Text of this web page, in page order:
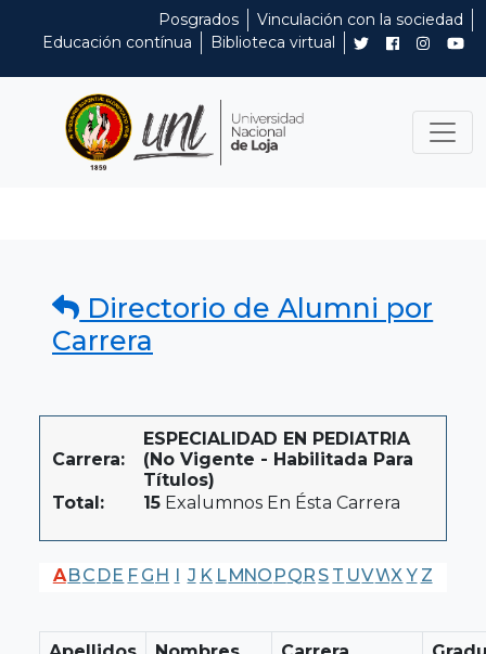
Posgrados
Vinculación con la sociedad
Educación contínua
Biblioteca virtual
Directorio de Alumni por
Carrera
Carrera:
ESPECIALIDAD EN PEDIATRIA
(No Vigente - Habilitada Para
Títulos)
Total:
15 Exalumnos En Ésta Carrera
ABC DE F G H I J K LMNO PQR S T UVWX Y Z